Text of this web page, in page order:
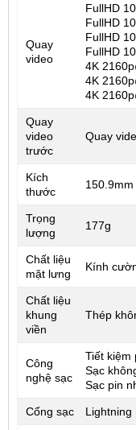
Quay
video
FullHD
FullHD
FullHD
FullHD
4K
4K
4K
Quay
video
trước
Quay
Kích
thước
Trọng
lượng
177g
Chất liệu
mặt lưng
Kính
Chất liệu
khung
viền
Thép
Công
nghệ sạc
Tiết kiệm
Sạc
Sạc pin
Cổng sạc Lightning